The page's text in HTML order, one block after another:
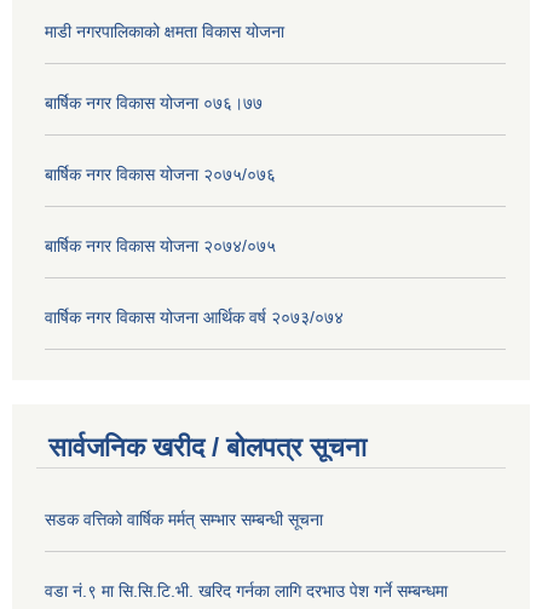
माडी नगरपालिकाको क्षमता विकास योजना
बार्षिक नगर विकास योजना ०७६।७७
बार्षिक नगर विकास योजना २०७५/०७६
बार्षिक नगर विकास योजना २०७४/०७५
वार्षिक नगर विकास योजना आर्थिक वर्ष २०७३/०७४
सार्वजनिक खरीद / बोलपत्र सूचना
सडक वत्तिको वार्षिक मर्मत् सम्भार सम्बन्धी सूचना
वडा नं.९ मा सि.सि.टि.भी. खरिद गर्नका लागि दरभाउ पेश गर्ने सम्बन्धमा